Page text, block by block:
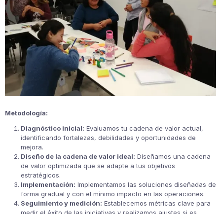
Metodología:
Diagnóstico inicial: Evaluamos tu cadena de valor actual,
identificando fortalezas, debilidades y oportunidades de
mejora.
Diseño de la cadena de valor ideal: Diseñamos una cadena
de valor optimizada que se adapte a tus objetivos
estratégicos.
Implementación: Implementamos las soluciones diseñadas de
forma gradual y con el mínimo impacto en las operaciones.
Seguimiento y medición: Establecemos métricas clave para